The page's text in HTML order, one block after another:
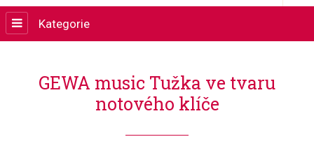
Kategorie
GEWA music Tužka ve tvaru
notového klíče